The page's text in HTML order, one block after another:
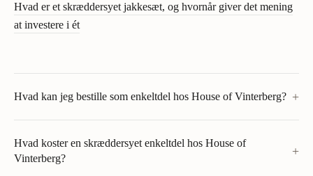
Hvad er et skræddersyet jakkesæt, og hvornår giver det mening
at investere i ét
Hvad kan jeg bestille som enkeltdel hos House of Vinterberg? +
Hvad koster en skræddersyet enkeltdel hos House of
Vinterberg?
+